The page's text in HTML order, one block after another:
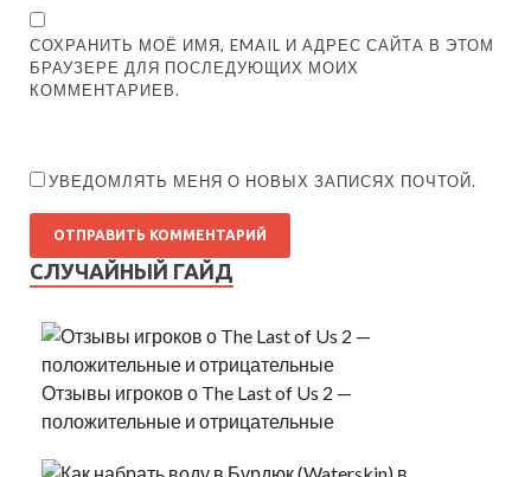
СОХРАНИТЬ МОЁ ИМЯ, EMAIL И АДРЕС САЙТА В ЭТОМ
БРАУЗЕРЕ ДЛЯ ПОСЛЕДУЮЩИХ МОИХ
КОММЕНТАРИЕВ.
УВЕДОМЛЯТЬ МЕНЯ О НОВЫХ ЗАПИСЯХ ПОЧТОЙ.
СЛУЧАЙНЫЙ ГАЙД
Отзывы игроков о The Last of Us 2 —
положительные и отрицательные